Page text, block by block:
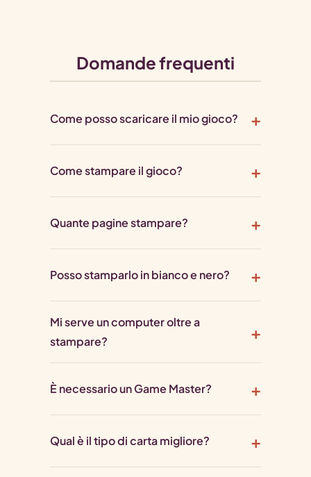
Domande frequenti
Come posso scaricare il mio gioco?
Come stampare il gioco?
Quante pagine stampare?
Posso stamparlo in bianco e nero?
Mi serve un computer oltre a
stampare?
È necessario un Game Master?
Qual è il tipo di carta migliore?